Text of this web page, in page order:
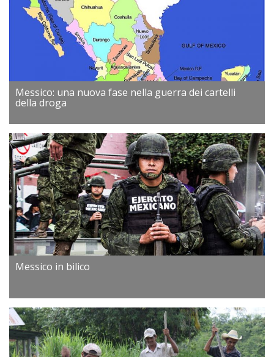
Messico: una nuova fase nella guerra dei cartelli
della droga
Messico in bilico